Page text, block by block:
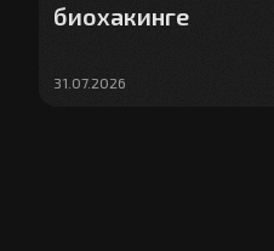
биохакинге
31.07.2026